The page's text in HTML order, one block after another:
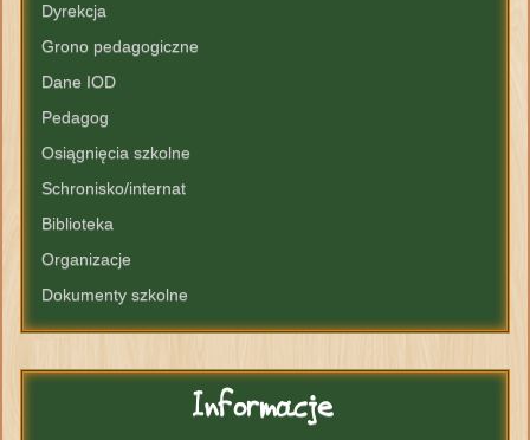
Dyrekcja
Grono pedagogiczne
Dane IOD
Pedagog
Osiągnięcia szkolne
Schronisko/internat
Biblioteka
Organizacje
Dokumenty szkolne
Informacje